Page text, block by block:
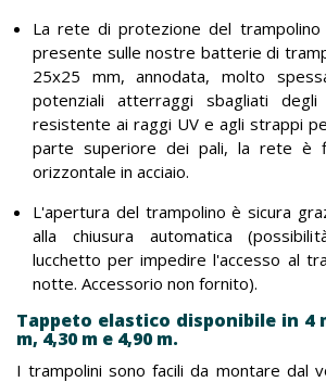
La rete di protezione del trampolino
presente sulle nostre batterie di
25x25 mm, annodata, molto
potenziali atterraggi sbagliati degli
resistente ai raggi UV e agli strappi
parte superiore dei pali, la rete è
orizzontale in acciaio.
L'apertura del trampolino è sicura
alla chiusura automatica
lucchetto per impedire l'accesso al
notte. Accessorio non fornito).
Tappeto elastico disponibile in 4
m, 4,30 m e 4,90 m.
I trampolini sono facili da montare dal